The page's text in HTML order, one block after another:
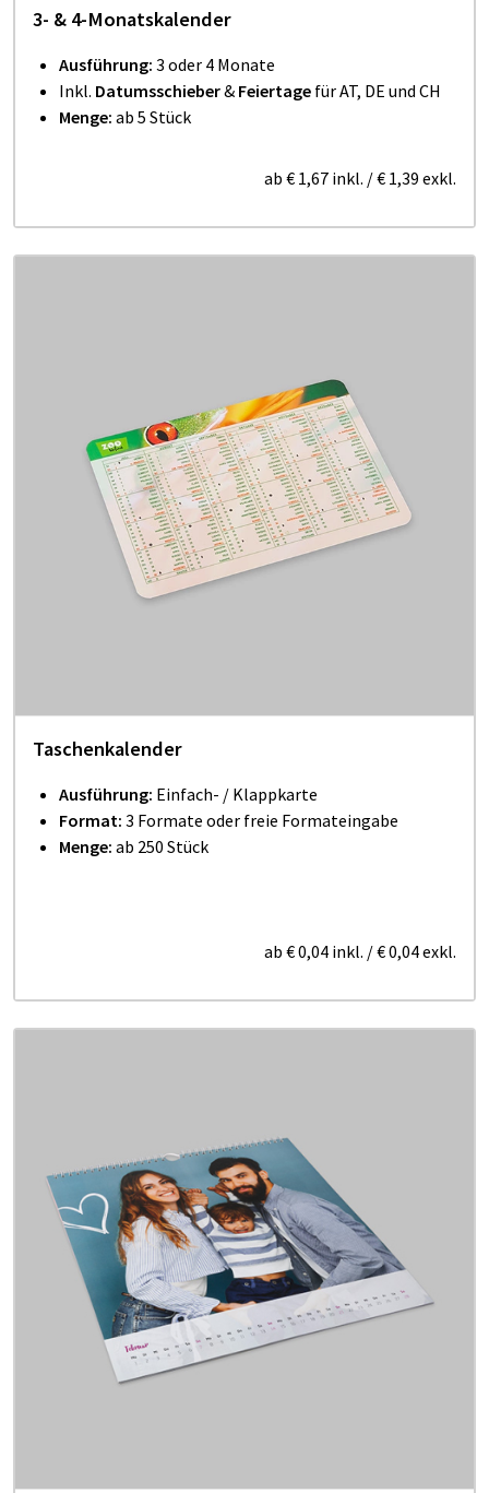
3- & 4-Monatskalender
Ausführung: 3 oder 4 Monate
Inkl. Datumsschieber& Feiertage für AT, DE und CH
Menge: ab 5 Stück
ab € 1,67 inkl. /€ 1,39 exkl.
Taschenkalender
Ausführung: Einfach- / Klappkarte
Format: 3 Formate oder freie Formateingabe
Menge: ab 250 Stück
ab € 0,04 inkl. /€ 0,04exkl.